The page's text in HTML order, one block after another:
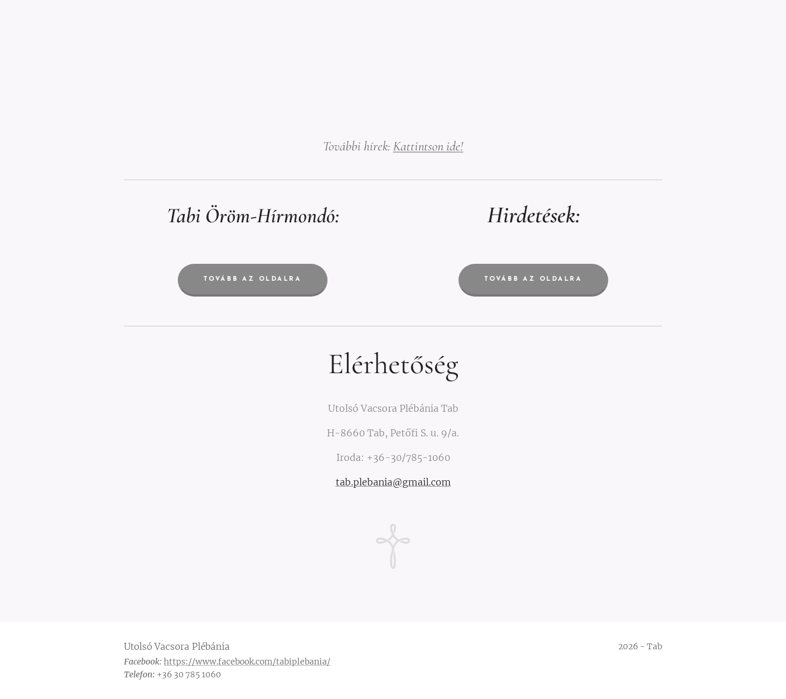
További hírek:Kattintson ide!
Tabi Öröm-Hírmondó:
TOVÁBB AZ OLDALRA
Hirdetések:
TOVÁBB AZ OLDALRA
Elérhetőség
Utolsó Vacsora Plébánia Tab
H-8660 Tab, Petőfi S. u. 9/a.
Iroda: +36-30/785-1060
tab.plebania@gmail.com
Utolsó Vacsora Plébánia
Facebook: https://www.facebook.com/tabiplebania/
Telefon: +36 30 785 1060
2026 - Tab